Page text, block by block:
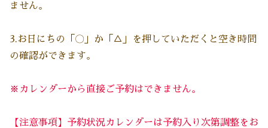
ません。
3.お日にちの「〇」か「△」を押していただくと空き時間
の確認ができます。
※カレンダーから直接ご予約はできません。
【注意事項】予約状況カレンダーは予約入り次第調整をお